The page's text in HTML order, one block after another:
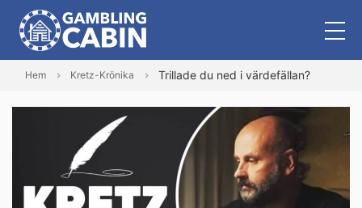
Hem Kretz-Krönika Trillade du ned i värdefällan?